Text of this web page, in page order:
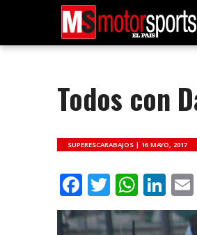
Todos con
SUPERESCARABAJOS | 16 MAYO, 2017
Facebook
Twitter